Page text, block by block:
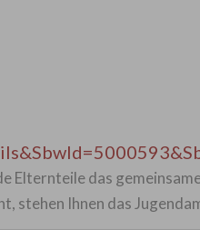
Elternteile das
stehen Ihnen das